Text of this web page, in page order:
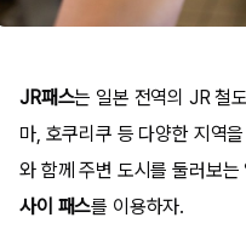
JR패스는 일본 전역의 JR 철
마, 호쿠리쿠 등 다양한 지역
와 함께 주변 도시를 둘러보
사이 패스를 이용하자.